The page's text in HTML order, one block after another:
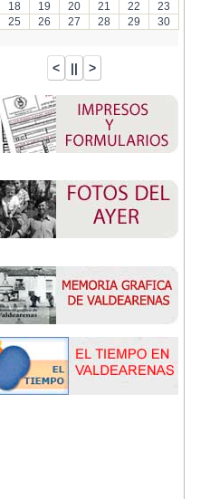
18 19 20 21 22
23
25 26 27 28 29
30